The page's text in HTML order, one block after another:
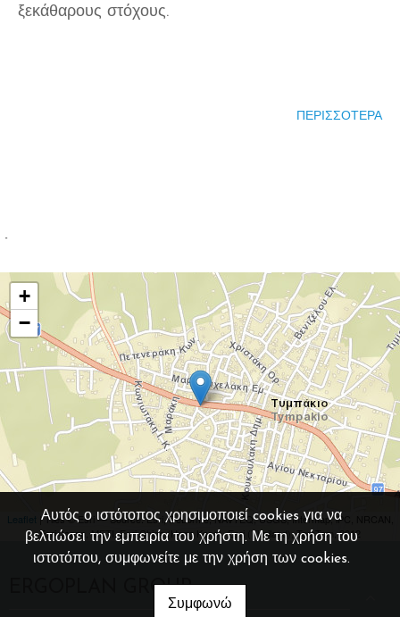
ξεκάθαρους στόχους.
ΠΕΡΙΣΣΟΤΕΡΑ
-
+
−
Leaflet | Tiles © Esri — Source: Esri, DeLorme, NAVTEQ, USGS, Intermap, iPC, NRCAN,
Esri Japan, METI, Esri China (Hong Kong), Esri (Thailand), TomTom, 2012
ERGOPLAN GROUP
Αυτός ο ιστότοπος χρησιμοποιεί cookies για να
βελτιώσει την εμπειρία του χρήστη. Με τη χρήση του
ιστοτόπου, συμφωνείτε με την χρήση των cookies.
Συμφωνώ